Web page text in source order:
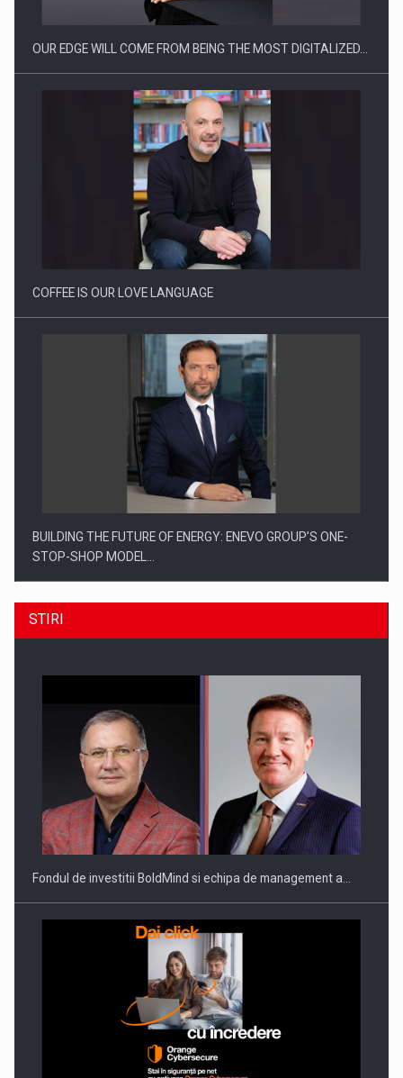
Webinar - Business Evolution-RETHINK STRATEGY-Finantare
Investitii Digitalizare
OUR EDGE WILL COME FROM BEING THE MOST DIGITALIZED…
COFFEE IS OUR LOVE LANGUAGE
BUILDING THE FUTURE OF ENERGY: ENEVO GROUP’S ONE-
STOP-SHOP MODEL…
ROOTED IN ROMANIA, BUILT TO DELIVER TECHNOLOGY FOR
THE…
PUTTING ROMANIAN CORPORATE COMPANIES ON THE
STIRI
Fondul de investitii BoldMind si echipa de management a…